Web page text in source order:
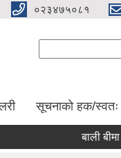
०२३४७५०८१
सूचनाको हक/
बाली बीमा